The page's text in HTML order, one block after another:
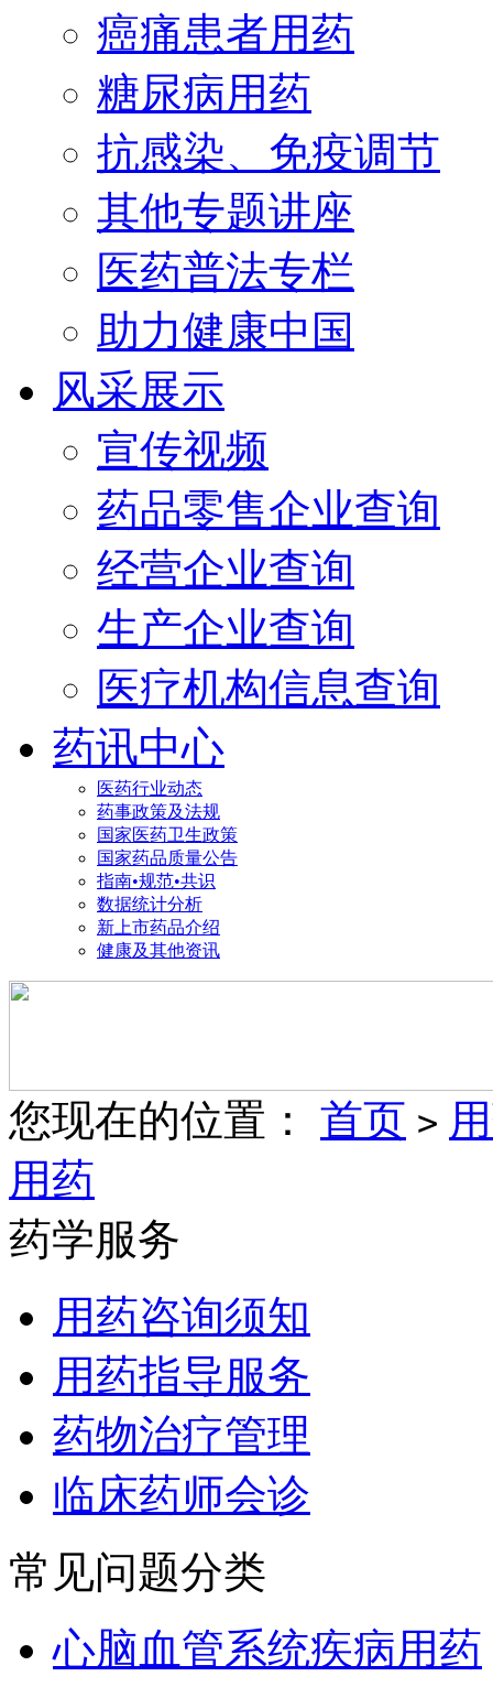
癌痛患者用药
糖尿病用药
抗感染、免疫调节
其他专题讲座
医药普法专栏
助力健康中国
风采展示
宣传视频
药品零售企业查询
经营企业查询
生产企业查询
医疗机构信息查询
药讯中心
医药行业动态
药事政策及法规
国家医药卫生政策
国家药品质量公告
指南•规范•共识
数据统计分析
新上市药品介绍
健康及其他资讯
您现在的位置： 首页 >
用药
药学服务
用药咨询须知
用药指导服务
药物治疗管理
临床药师会诊
常见问题分类
心脑血管系统疾病用药